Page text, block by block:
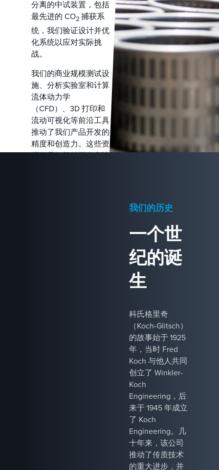
分离的中试装置，包括
最先进的 CO2 捕获系
统，我们验证设计并优
化系统以应对实际挑
战。
我们的商业规模测试设
施、分析实验室和计算
流体动力学
（CFD）、3D 打印和
流动可视化等前沿工具
推动了我们产品开发的
精度和创造力。这些资
源使我们能够开发高性
我们的历史
一个世
纪的诞
生
科氏格里奇
（Koch-Glitsch）
的故事始于 1925
年，当时 Fred
Koch 与他人共同
创立了 Winkler-
Koch
Engineering，后
来于 1945 年成立
了 Koch
Engineering。几
十年来，该公司
推动了传质技术
的重大进步，并